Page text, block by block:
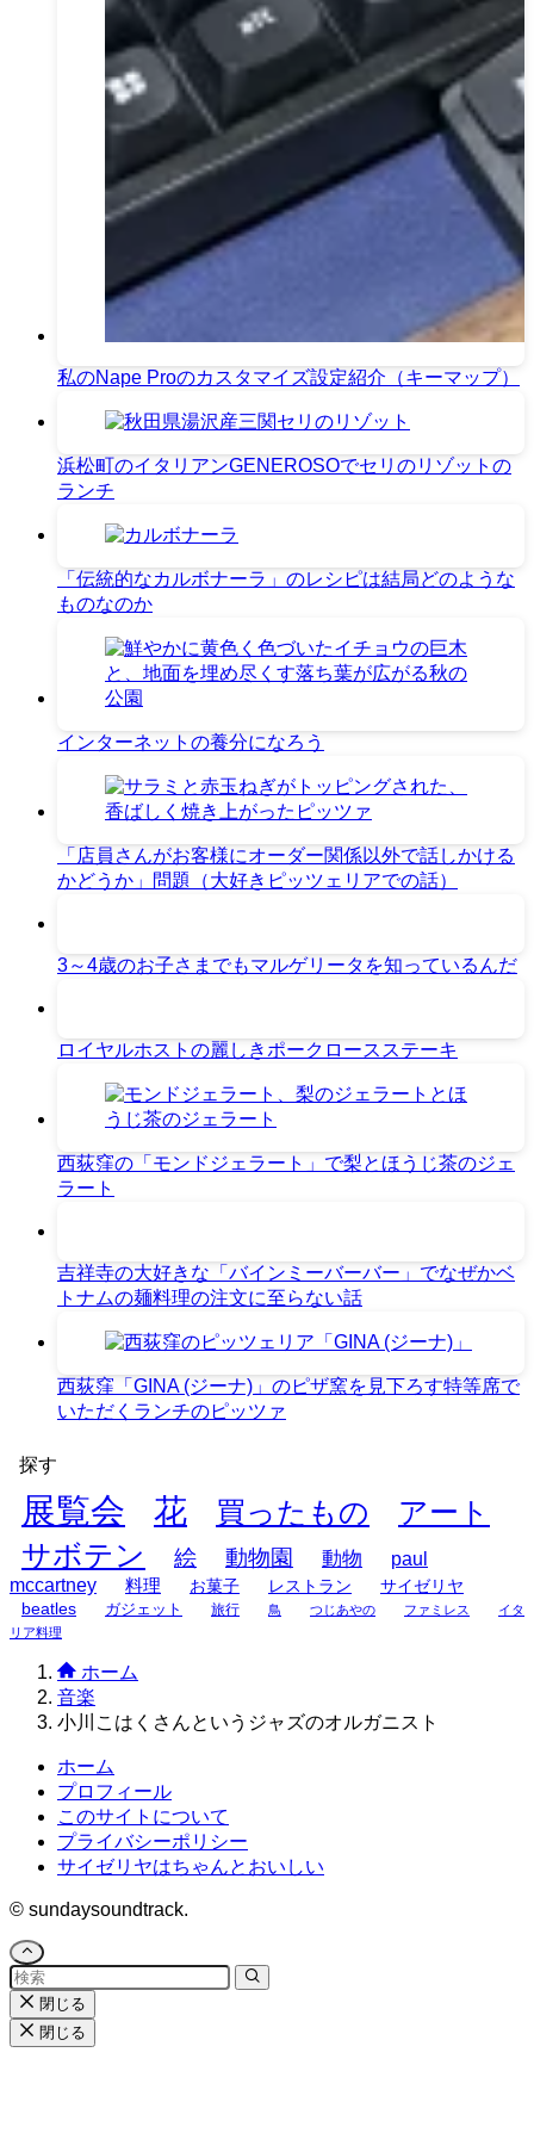
私のNape Proのカスタマイズ設定紹介（キーマップ）
浜松町のイタリアンGENEROSOでセリのリゾットの
ランチ
「伝統的なカルボナーラ」のレシピは結局どのような
ものなのか
インターネットの養分になろう
「店員さんがお客様にオーダー関係以外で話しかける
かどうか」問題（大好きピッツェリアでの話）
3～4歳のお子さまでもマルゲリータを知っているんだ
ロイヤルホストの麗しきポークロースステーキ
西荻窪の「モンドジェラート」で梨とほうじ茶のジェ
ラート
吉祥寺の大好きな「バインミーバーバー」でなぜかベ
トナムの麺料理の注文に至らない話
西荻窪「GINA (ジーナ)」のピザ窯を見下ろす特等席で
いただくランチのピッツァ
探す
展覧会 花 買ったもの アート
サボテン 絵 動物園 動物
paul
mccartney
料理 お菓子 レストラン サイゼリヤ
beatles ガジェット 旅行 鳥 つじあやの ファミレス
イタ
リア料理
ホーム
音楽
小川こはくさんというジャズのオルガニスト
ホーム
プロフィール
このサイトについて
プライバシーポリシー
サイゼリヤはちゃんとおいしい
© sundaysoundtrack.
閉じる
閉じる